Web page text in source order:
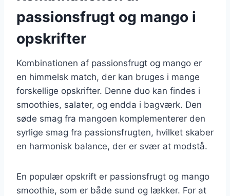
passionsfrugt og mango i
opskrifter
Kombinationen af passionsfrugt og mango er
en himmelsk match, der kan bruges i mange
forskellige opskrifter. Denne duo kan findes i
smoothies, salater, og endda i bagværk. Den
søde smag fra mangoen komplementerer den
syrlige smag fra passionsfrugten, hvilket skaber
en harmonisk balance, der er svær at modstå.
En populær opskrift er passionsfrugt og mango
smoothie, som er både sund og lækker. For at